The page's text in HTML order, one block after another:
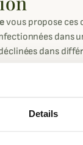
Details
vous propose ces
dans
dans
knickers Byron
Pennine pour un
et possèdent